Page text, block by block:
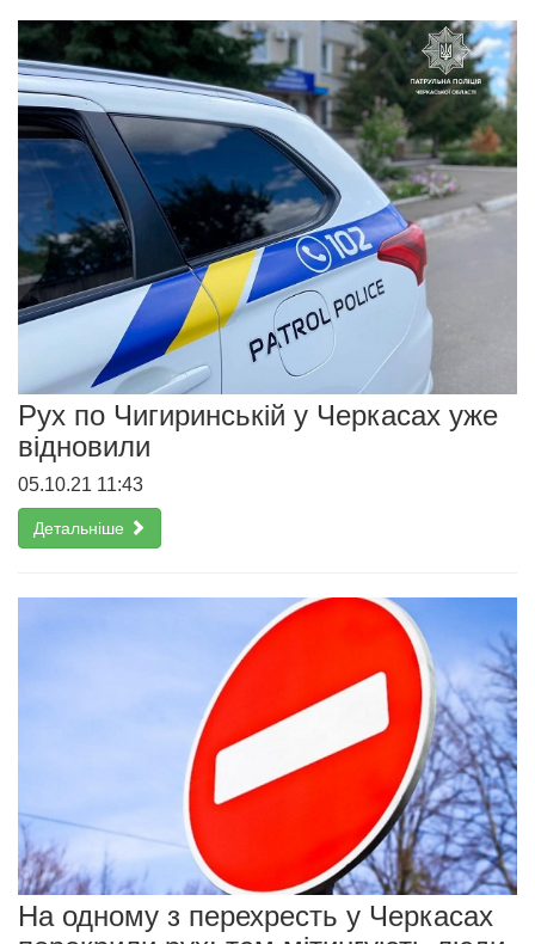
Рух по Чигиринській у Черкасах уже
відновили
05.10.21 11:43
Детальніше
На одному з перехресть у Черкасах